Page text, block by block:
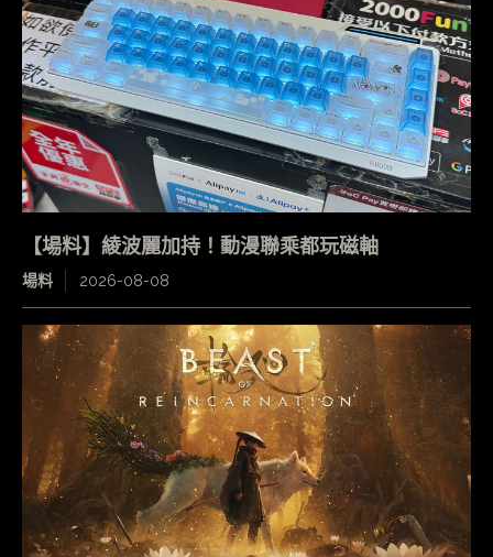
【場料】綾波麗加持！動漫聯乘都玩磁軸
場料 2026-08-08